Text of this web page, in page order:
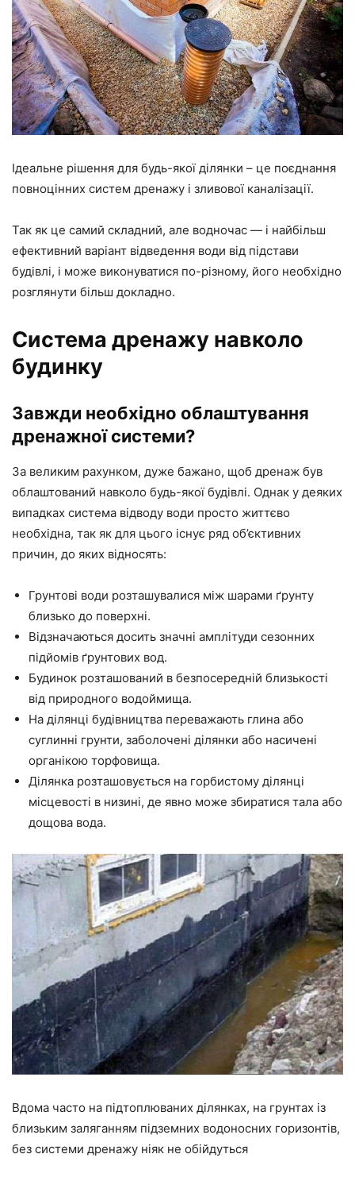
Ідеальне рішення для будь-якої ділянки – це поєднання
повноцінних систем дренажу і зливової каналізації.
Так як це самий складний, але водночас — і найбільш
ефективний варіант відведення води від підстави
будівлі, і може виконуватися по-різному, його необхідно
розглянути більш докладно.
Система дренажу навколо
будинку
Завжди необхідно облаштування
дренажної системи?
За великим рахунком, дуже бажано, щоб дренаж був
облаштований навколо будь-якої будівлі. Однак у деяких
випадках система відводу води просто життєво
необхідна, так як для цього існує ряд об’єктивних
причин, до яких відносять:
Грунтові води розташувалися між шарами ґрунту
близько до поверхні.
Відзначаються досить значні амплітуди сезонних
підйомів ґрунтових вод.
Будинок розташований в безпосередній близькості
від природного водоймища.
На ділянці будівництва переважають глина або
суглинні грунти, заболочені ділянки або насичені
органікою торфовища.
Ділянка розташовується на горбистому ділянці
місцевості в низині, де явно може збиратися тала або
дощова вода.
Вдома часто на підтоплюваних ділянках, на грунтах із
близьким заляганням підземних водоносних горизонтів,
без системи дренажу ніяк не обійдуться